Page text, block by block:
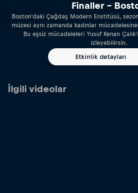
Finaller –
Boston'daki Çağdaş Modern Enstitüsü, sezon
müzesi aynı zamanda kadınlar
Bu eşsiz mücadeleleri Yusuf Kenan
izleyebilirsin.
Etkinlik detayları
İlgili videolar